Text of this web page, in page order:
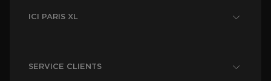
ICI PARIS XL
SERVICE CLIENTS